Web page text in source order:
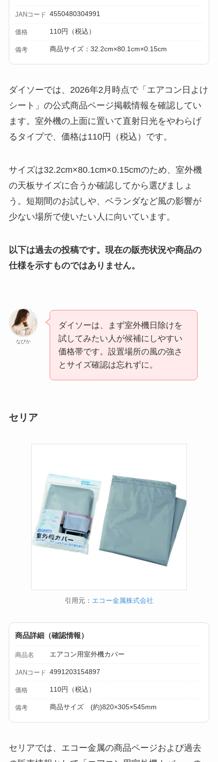
ムと選び方のコツを
解説！
【100均】ダイソー/
セリア等でカトラリ
ー収納ポーチは買え
る？選び方＆活用
法！
JANコード 4550480304991
価格 110円（税込）
備考 商品サイズ：32.2cm×80.1cm×0.15cm
ダイソーでは、2026年2月時点で「エアコン日よけ
シート」の公式商品ページ掲載情報を確認してい
ます。室外機の上面に置いて直射日光をやわらげ
るタイプで、価格は110円（税込）です。
サイズは32.2cm×80.1cm×0.15cmのため、室外機
の天板サイズに合うか確認してから選びましょ
う。短期間のお試しや、ベランダなど風の影響が
少ない場所で使いたい人に向いています。
以下は過去の投稿です。現在の販売状況や商品の
仕様を示すものではありません。
なびか
ダイソーは、まず室外機日除けを
試してみたい人が候補にしやすい
価格帯です。設置場所の風の強さ
とサイズ確認は忘れずに。
セリア
引用元： エコー金属株式会社
商品詳細（確認情報）
商品名 エアコン用室外機カバー
JANコード 4991203154897
価格 110円（税込）
備考 商品サイズ (約)820×305×545mm
セリアでは、エコー金属の商品ページおよび過去